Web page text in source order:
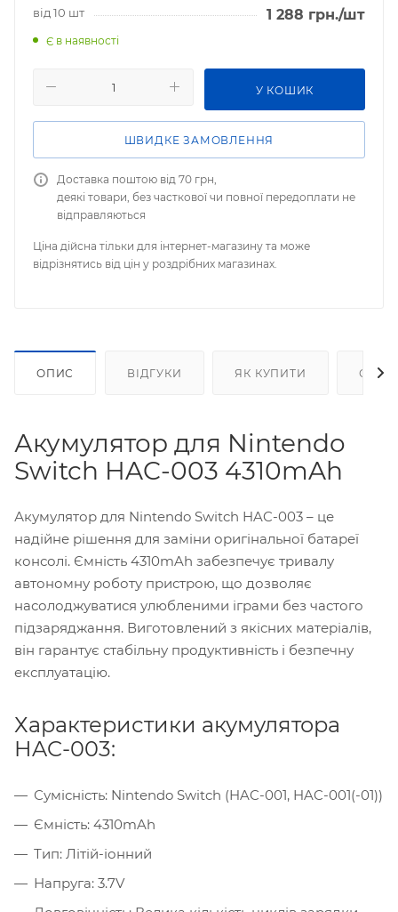
від 10 шт 1 288 грн./шт
Є в наявності
У КОШИК
ШВИДКЕ ЗАМОВЛЕННЯ
Доставка поштою від 70 грн,
деякі товари, без часткової чи повної передоплати не
відправляються
Ціна дійсна тільки для інтернет-магазину та може
відрізнятись від цін у роздрібних магазинах.
ОПИС ВІДГУКИ ЯК КУПИТИ
Акумулятор для Nintendo
Switch HAC-003 4310mAh
Акумулятор для Nintendo Switch HAC-003 – це
надійне рішення для заміни оригінальної батареї
консолі. Ємність 4310mAh забезпечує тривалу
автономну роботу пристрою, що дозволяє
насолоджуватися улюбленими іграми без частого
підзаряджання. Виготовлений з якісних матеріалів,
він гарантує стабільну продуктивність і безпечну
експлуатацію.
Характеристики акумулятора
HAC-003:
Сумісність: Nintendo Switch (HAC-001, HAC-001(-01))
Ємність: 4310mAh
Тип: Літій-іонний
Напруга: 3.7V